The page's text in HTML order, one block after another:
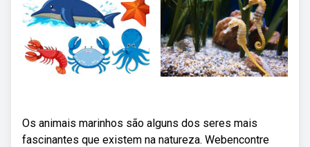
Os animais marinhos são alguns dos seres mais
fascinantes que existem na natureza. Webencontre